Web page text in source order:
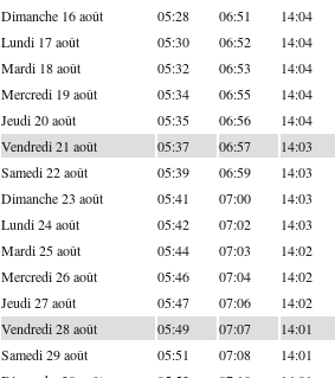
Dimanche 16 août 05:28 06:51 14:04
Lundi 17 août 05:30 06:52 14:04
Mardi 18 août 05:32 06:53 14:04
Mercredi 19 août 05:34 06:55 14:04
Jeudi 20 août 05:35 06:56 14:04
Vendredi 21 août 05:37 06:57 14:03
Samedi 22 août 05:39 06:59 14:03
Dimanche 23 août 05:41 07:00 14:03
Lundi 24 août 05:42 07:02 14:03
Mardi 25 août 05:44 07:03 14:02
Mercredi 26 août 05:46 07:04 14:02
Jeudi 27 août 05:47 07:06 14:02
Vendredi 28 août 05:49 07:07 14:01
Samedi 29 août 05:51 07:08 14:01